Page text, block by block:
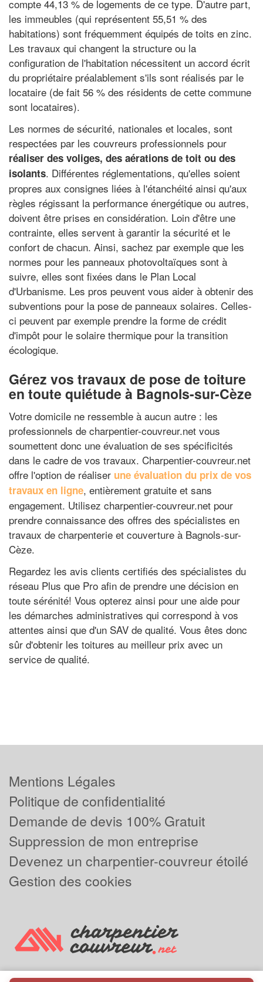
compte 44,13 % de logements de ce type. D'autre part,
les immeubles (qui représentent 55,51 % des
habitations) sont fréquemment équipés de toits en zinc.
Les travaux qui changent la structure ou la
configuration de l'habitation nécessitent un accord écrit
du propriétaire préalablement s'ils sont réalisés par le
locataire (de fait 56 % des résidents de cette commune
sont locataires).
Les normes de sécurité, nationales et locales, sont
respectées par les couvreurs professionnels pour
réaliser des voliges, des aérations de toit ou des
isolants. Différentes réglementations, qu'elles soient
propres aux consignes liées à l'étanchéité ainsi qu'aux
règles régissant la performance énergétique ou autres,
doivent être prises en considération. Loin d'être une
contrainte, elles servent à garantir la sécurité et le
confort de chacun. Ainsi, sachez par exemple que les
normes pour les panneaux photovoltaïques sont à
suivre, elles sont fixées dans le Plan Local
d'Urbanisme. Les pros peuvent vous aider à obtenir des
subventions pour la pose de panneaux solaires. Celles-
ci peuvent par exemple prendre la forme de crédit
d'impôt pour le solaire thermique pour la transition
écologique.
Gérez vos travaux de pose de toiture
en toute quiétude à Bagnols-sur-Cèze
Votre domicile ne ressemble à aucun autre : les
professionnels de charpentier-couvreur.net vous
soumettent donc une évaluation de ses spécificités
dans le cadre de vos travaux. Charpentier-couvreur.net
offre l'option de réaliser une évaluation du prix de vos
travaux en ligne, entièrement gratuite et sans
engagement. Utilisez charpentier-couvreur.net pour
prendre connaissance des offres des spécialistes en
travaux de charpenterie et couverture à Bagnols-sur-
Cèze.
Regardez les avis clients certifiés des spécialistes du
réseau Plus que Pro afin de prendre une décision en
toute sérénité! Vous opterez ainsi pour une aide pour
les démarches administratives qui correspond à vos
attentes ainsi que d'un SAV de qualité. Vous êtes donc
sûr d'obtenir les toitures au meilleur prix avec un
service de qualité.
Mentions Légales
Politique de confidentialité
Demande de devis 100% Gratuit
Suppression de mon entreprise
Devenez un charpentier-couvreur étoilé
Gestion des cookies